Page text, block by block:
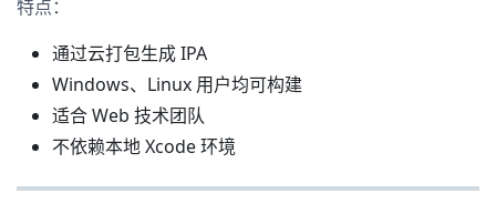
特点：
通过云打包生成 IPA
Windows、Linux 用户均可构建
适合 Web 技术团队
不依赖本地 Xcode 环境